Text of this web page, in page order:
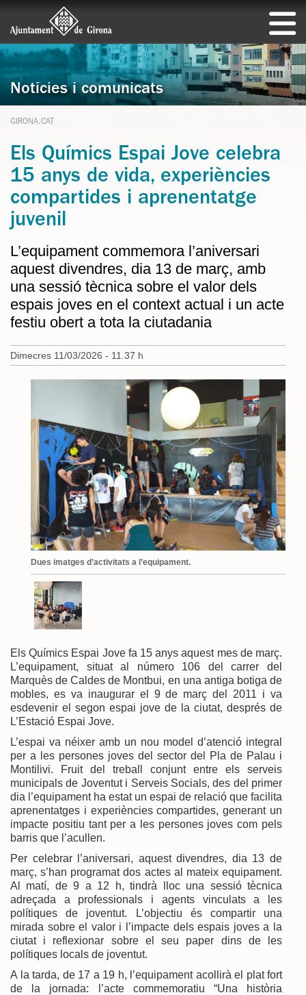
Notícies i comunicats
GIRONA.CAT
Els Químics Espai Jove celebra
15 anys de vida, experiències
compartides i aprenentatge
juvenil
L’equipament commemora l’aniversari
aquest divendres, dia 13 de març, amb
una sessió tècnica sobre el valor dels
espais joves en el context actual i un acte
festiu obert a tota la ciutadania
Dimecres 11/03/2026 - 11.37 h
Dues imatges d’activitats a l’equipament.
Els Químics Espai Jove fa 15 anys aquest mes de març.
L’equipament, situat al número 106 del carrer del
Marquès de Caldes de Montbui, en una antiga botiga de
mobles, es va inaugurar el 9 de març del 2011 i va
esdevenir el segon espai jove de la ciutat, després de
L’Estació Espai Jove.
L’espai va néixer amb un nou model d’atenció integral
per a les persones joves del sector del Pla de Palau i
Montilivi. Fruit del treball conjunt entre els serveis
municipals de Joventut i Serveis Socials, des del primer
dia l’equipament ha estat un espai de relació que facilita
aprenentatges i experiències compartides, generant un
impacte positiu tant per a les persones joves com pels
barris que l’acullen.
Per celebrar l’aniversari, aquest divendres, dia 13 de
març, s’han programat dos actes al mateix equipament.
Al matí, de 9 a 12 h, tindrà lloc una sessió tècnica
adreçada a professionals i agents vinculats a les
polítiques de joventut. L’objectiu és compartir una
mirada sobre el valor i l’impacte dels espais joves a la
ciutat i reflexionar sobre el seu paper dins de les
polítiques locals de joventut.
A la tarda, de 17 a 19 h, l’equipament acollirà el plat fort
de la jornada: l’acte commemoratiu “Una història